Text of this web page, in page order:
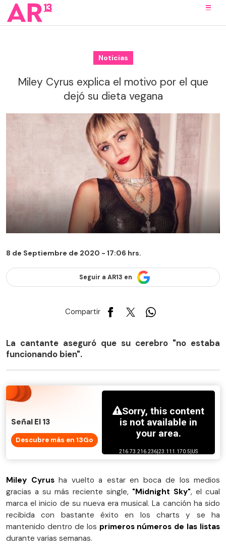
Noticias
Miley Cyrus explica el motivo por el que
dejó su dieta vegana
8 de Septiembre de 2020 - 17:06 hrs.
Seguir a AR13 en
Compartir
La cantante aseguró que su cerebro "no estaba
funcionando bien".
Señal El 13
Descubre más en 13Go
Miley Cyrusha vuelto a estar en boca de los medios
gracias a su más reciente single, "Midnight Sky", el cual
marca el inicio de su nueva era musical. La canción ha sido
recibida con bastante éxito en los charts y se ha
mantenido dentro de los primeros números de las listas
durante varias semanas.